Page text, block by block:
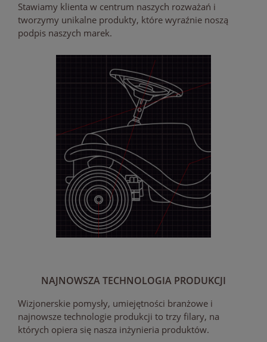
Stawiamy klienta w centrum naszych rozważań i
tworzymy unikalne produkty, które wyraźnie noszą
podpis naszych marek.
NAJNOWSZA TECHNOLOGIA PRODUKCJI
Wizjonerskie pomysły, umiejętności branżowe i
najnowsze technologie produkcji to trzy filary, na
których opiera się nasza inżynieria produktów.